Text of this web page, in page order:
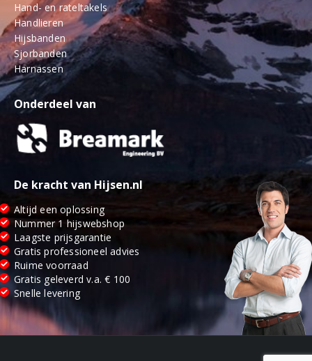
Hand- en rateltakels
Handlieren
Hijsbanden
Sjorbanden
Harnassen
Onderdeel van
De kracht van Hijsen.nl
Altijd een oplossing
Nummer 1 hijswebshop
Laagste prijsgarantie
Gratis professioneel advies
Ruime voorraad
Gratis geleverd v.a. € 100
Snelle levering